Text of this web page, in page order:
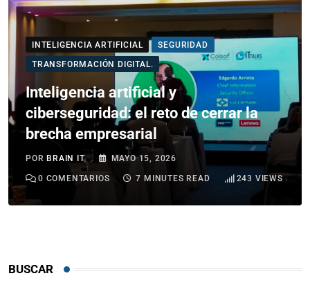
INTELIGENCIA ARTIFICIAL
SEGURIDAD
TRANSFORMACIÓN DIGITAL.
Inteligencia artificial y
ciberseguridad: el reto de cerrar la
brecha empresarial
POR BRAIN IT MAYO 15, 2026
0 COMENTARIOS 7 MINUTES READ 243 VIEWS
BUSCAR